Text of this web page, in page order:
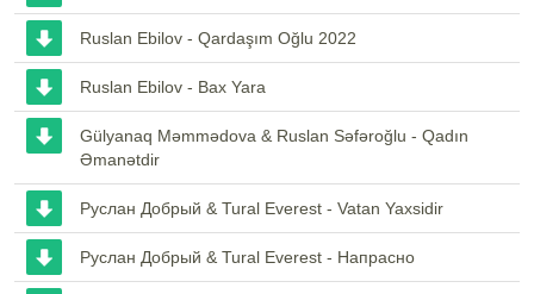
Ruslan Ebilov - Qardaşım Oğlu 2022
Ruslan Ebilov - Bax Yara
Gülyanaq Məmmədova & Ruslan Səfəroğlu - Qadın
Əmanətdir
Руслан Добрый & Tural Everest - Vatan Yaxsidir
Руслан Добрый & Tural Everest - Напрасно